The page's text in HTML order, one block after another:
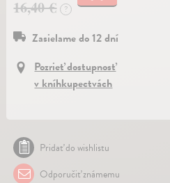
16,40 €
?
Zasielame do 12 dní
Pozrieť dostupnosť
v kníhkupectvách
Pridať do wishlistu
Odporučiť známemu